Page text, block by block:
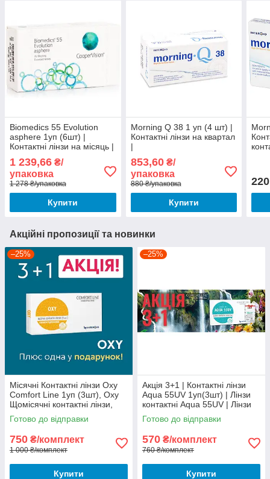
Biomedics 55 Evolution
asphere 1уп (6шт) |
Контактні лінзи на місяць |
Biomedics 55 Evolution
CooperVision
1 239,66 ₴/
упаковка
1 278 ₴/упаковка
Купити
Morning Q 38 1 уп (4 шт) |
Контактні лінзи на квартал
|
853,60₴/
упаковка
880 ₴/упаковка
Купити
220
Акційні пропозиції та новинки
–25%
Mісячні Контактні лінзи Oxy
Comfort Line 1уп (3шт), Oxy
Щомісячні контактні лінзи,
Контактні лінзи Oxy Comfort
Line by Interojo
Готово до відправки
750 ₴/комплект
1 000 ₴/комплект
Купити
–25%
Акція 3+1 | Контактні лінзи
Aqua 55UV 1уп(3шт) | Лінзи
контактні Aqua 55UV | Лінзи
на місяць Аква 55 |
Готово до відправки
570 ₴/комплект
760 ₴/комплект
Купити